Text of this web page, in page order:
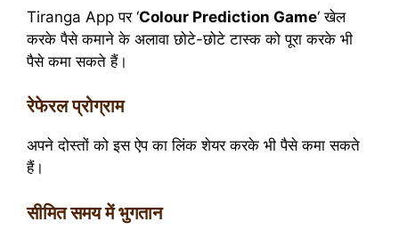
Tiranga App पर ‘Colour Prediction Game‘ खेल
करके पैसे कमाने के अलावा छोटे-छोटे टास्क को पूरा करके भी
पैसे कमा सकते हैं।
रेफेरल प्रोग्राम
अपने दोस्तों को इस ऐप का लिंक शेयर करके भी पैसे कमा सकते
हैं।
सीमित समय में भुगतान